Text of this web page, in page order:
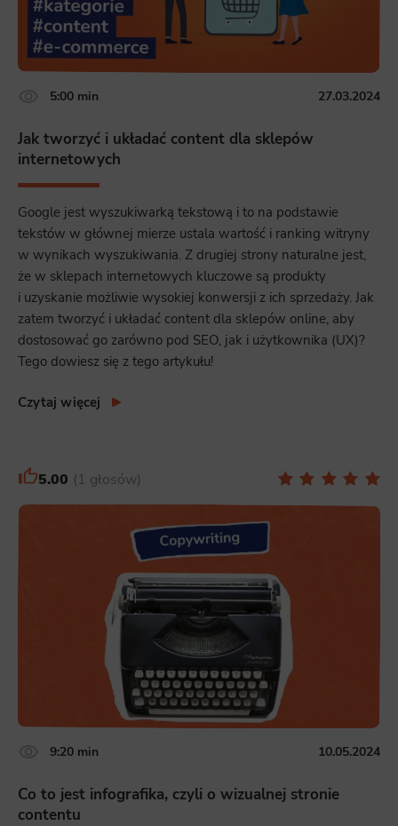
5:00 min 27.03.2024
Jak tworzyć i układać content dla sklepów
internetowych
Google jest wyszukiwarką tekstową i to na podstawie
tekstów w głównej mierze ustala wartość i ranking witryny
w wynikach wyszukiwania. Z drugiej strony naturalne jest,
że w sklepach internetowych kluczowe są produkty
i uzyskanie możliwie wysokiej konwersji z ich sprzedaży. Jak
zatem tworzyć i układać content dla sklepów online, aby
dostosować go zarówno pod SEO, jak i użytkownika (UX)?
Tego dowiesz się z tego artykułu!
Czytaj więcej
5.00 1 głosów
9:20 min 10.05.2024
Co to jest infografika, czyli o wizualnej stronie
contentu